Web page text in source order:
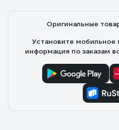
Оригинальные
Установите мобильное
информация по заказам